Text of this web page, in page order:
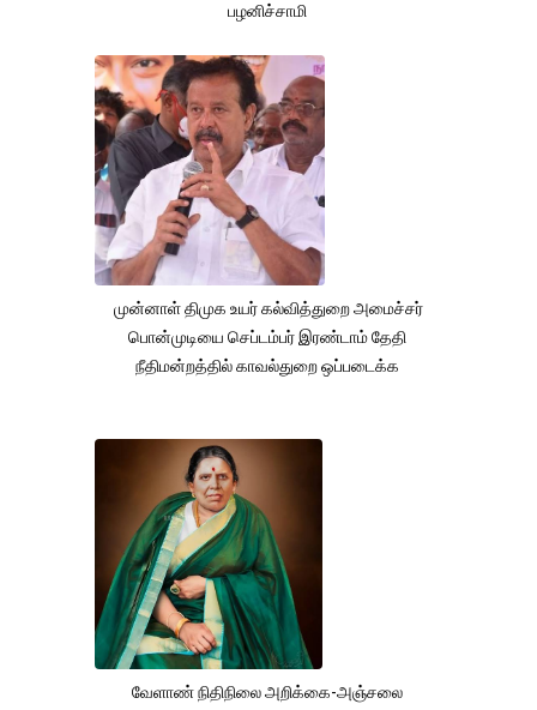
பழனிச்சாமி
முன்னாள் திமுக உயர் கல்வித்துறை அமைச்சர்
பொன்முடியை செப்டம்பர் இரண்டாம் தேதி
நீதிமன்றத்தில் காவல்துறை ஒப்படைக்க
வேளாண் நிதிநிலை அறிக்கை-அஞ்சலை